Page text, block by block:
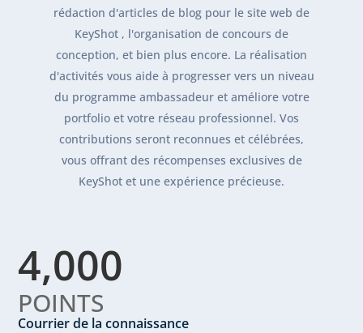
rédaction d'articles de blog pour le site web de
KeyShot , l'organisation de concours de
conception, et bien plus encore. La réalisation
d'activités vous aide à progresser vers un niveau
du programme ambassadeur et améliore votre
portfolio et votre réseau professionnel. Vos
contributions seront reconnues et célébrées,
vous offrant des récompenses exclusives de
KeyShot et une expérience précieuse.
4,000
POINTS
Courrier de la connaissance